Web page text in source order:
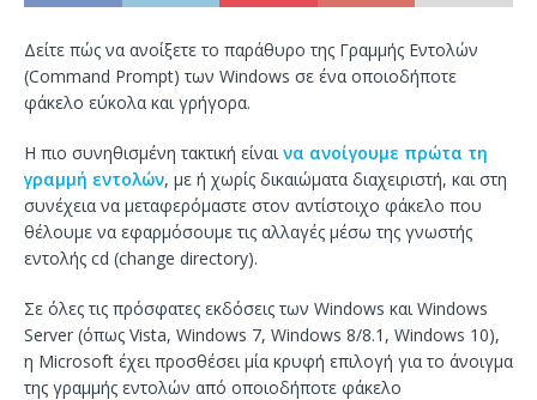
Δείτε πώς να ανοίξετε το παράθυρο της Γραμμής Εντολών
(Command Prompt) των Windows σε ένα οποιοδήποτε
φάκελο εύκολα και γρήγορα.
Η πιο συνηθισμένη τακτική είναινα ανοίγουμε πρώτα τη
γραμμή εντολών, με ή χωρίς δικαιώματα διαχειριστή, και στη
συνέχεια να μεταφερόμαστε στον αντίστοιχο φάκελο που
θέλουμε να εφαρμόσουμε τις αλλαγές μέσω της γνωστής
εντολής cd (change directory).
Σε όλες τις πρόσφατες εκδόσεις των Windows και Windows
Server (όπως Vista, Windows 7, Windows 8/8.1, Windows 10),
η Microsoft έχει προσθέσει μία κρυφή επιλογή για το άνοιγμα
της γραμμής εντολών από οποιοδήποτε φάκελο